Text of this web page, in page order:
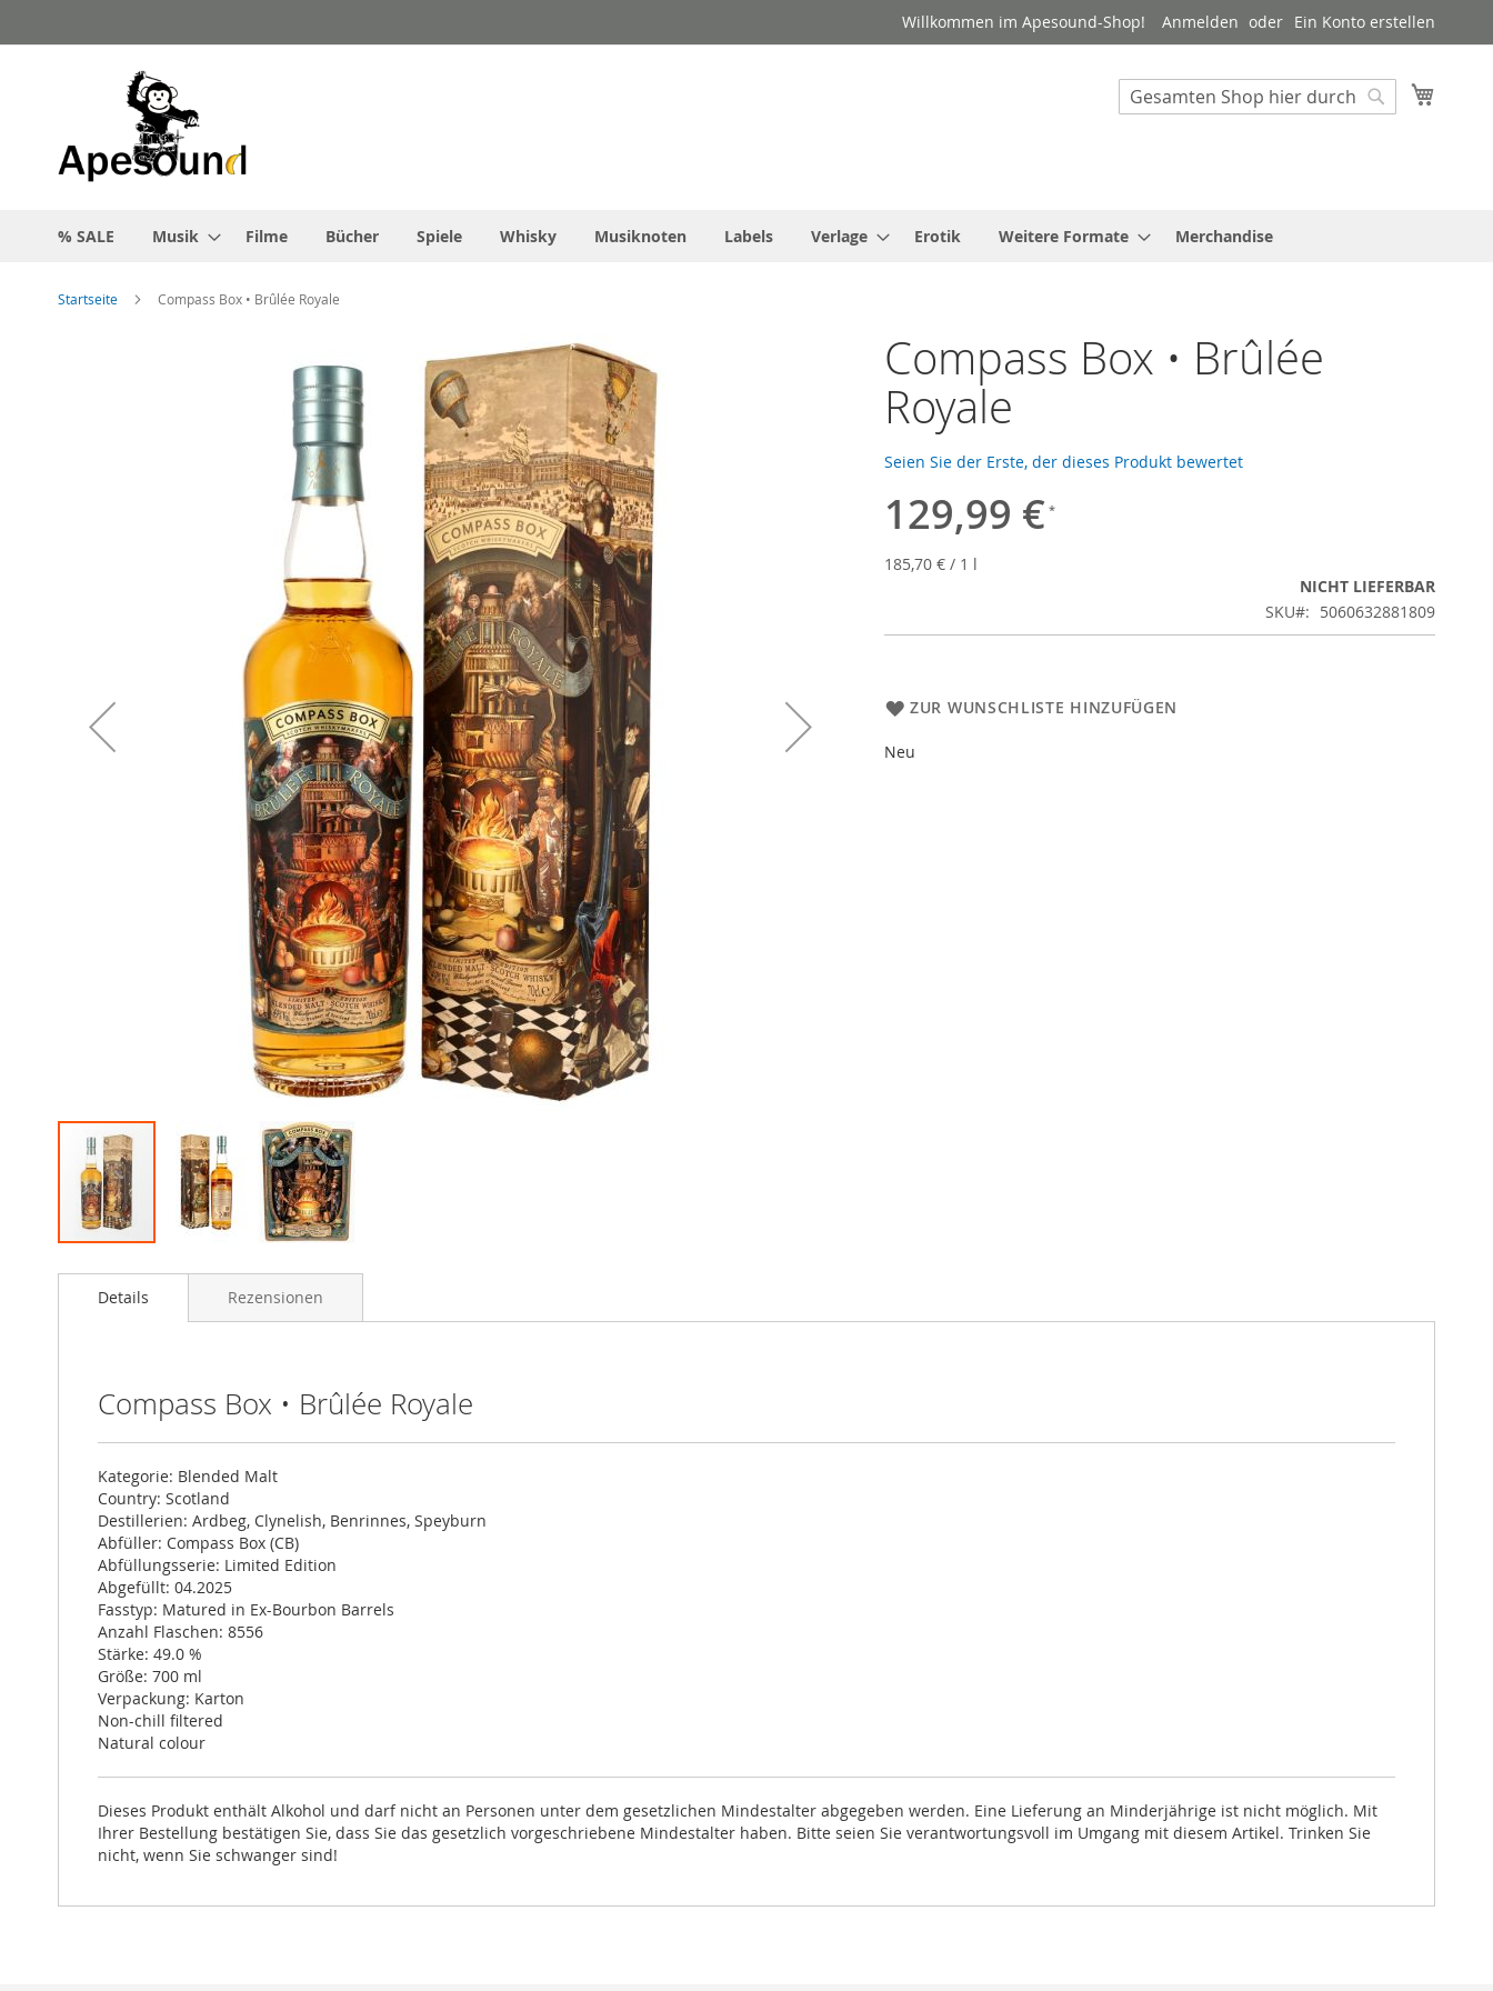
Inhalt
Willkommen im Apesound-Shop! Anmelden Ein Konto erstellen
Suche
% SALE Musik Filme Bücher Spiele Whisky Musiknoten Labels Verlage Erotik Weitere Formate Merchandise
Startseite Compass Box • Brûlée Royale
Anfang
Compass Box • Brûlée
Royale
Seien Sie der Erste, der dieses Produkt bewertet
129,99 €
185,70 € / 1 l
NICHT LIEFERBAR
SKU
5060632881809
ZUR WUNSCHLISTE HINZUFÜGEN
Neu
Details
Compass Box • Brûlée Royale
Kategorie: Blended Malt
Country: Scotland
Destillerien: Ardbeg, Clynelish, Benrinnes, Speyburn
Abfüller: Compass Box (CB)
Abfüllungsserie: Limited Edition
Abgefüllt: 04.2025
Fasstyp: Matured in Ex-Bourbon Barrels
Anzahl Flaschen: 8556
Stärke: 49.0 %
Größe: 700 ml
Verpackung: Karton
Non-chill filtered
Natural colour
Dieses Produkt enthält Alkohol und darf nicht an Personen unter dem gesetzlichen Mindestalter abgegeben werden. Eine Lieferung an Minderjährige ist nicht möglich. Mit
Ihrer Bestellung bestätigen Sie, dass Sie das gesetzlich vorgeschriebene Mindestalter haben. Bitte seien Sie verantwortungsvoll im Umgang mit diesem Artikel. Trinken Sie
nicht, wenn Sie schwanger sind!
Rezensionen